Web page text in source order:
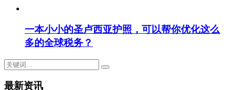
一本小小的圣卢西亚护照，可以帮你优化这么
多的全球税务？
最新资讯